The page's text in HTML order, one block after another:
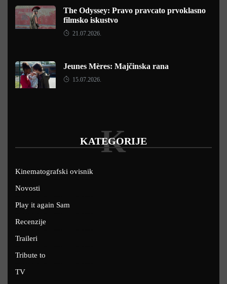
The Odyssey: Pravo pravcato prvoklasno
filmsko iskustvo
21.07.2026.
Jeunes Mères: Majčinska rana
15.07.2026.
KATEGORIJE
K
Kinematografski ovisnik
Novosti
Play it again Sam
Recenzije
Traileri
Tribute to
TV